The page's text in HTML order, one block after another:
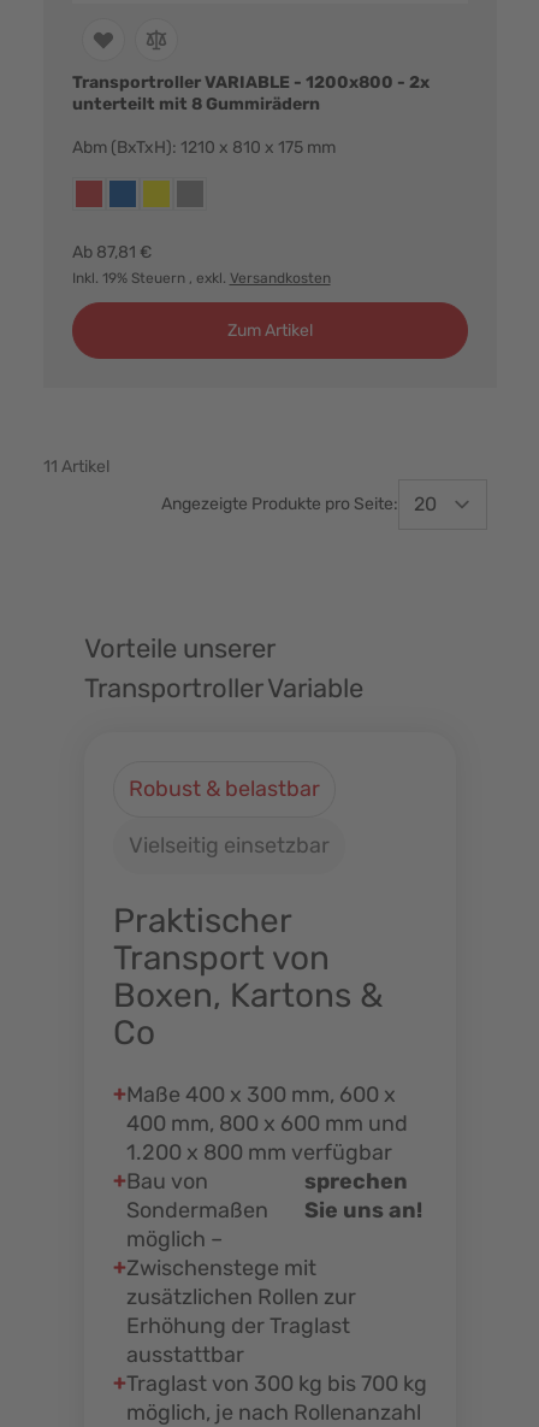
Transportroller VARIABLE - 1200x800 - 2x
unterteilt mit 8 Gummirädern
Abm (BxTxH): 1210 x 810 x 175 mm
Ab 87,81 €
Inkl. 19% Steuern , exkl. Versandkosten
Zum Artikel
11 Artikel
Angezeigte Produkte pro Seite:
Vorteile unserer
Transportroller Variable
Robust & belastbar
Vielseitig einsetzbar
Praktischer
Transport von
Boxen, Kartons &
Co
Maße 400 x 300 mm, 600 x
400 mm, 800 x 600 mm und
1.200 x 800 mm verfügbar
Bau von
Sondermaßen
möglich –
sprechen
Sie uns an!
Zwischenstege mit
zusätzlichen Rollen zur
Erhöhung der Traglast
ausstattbar
Traglast von 300 kg bis 700 kg
möglich, je nach Rollenanzahl